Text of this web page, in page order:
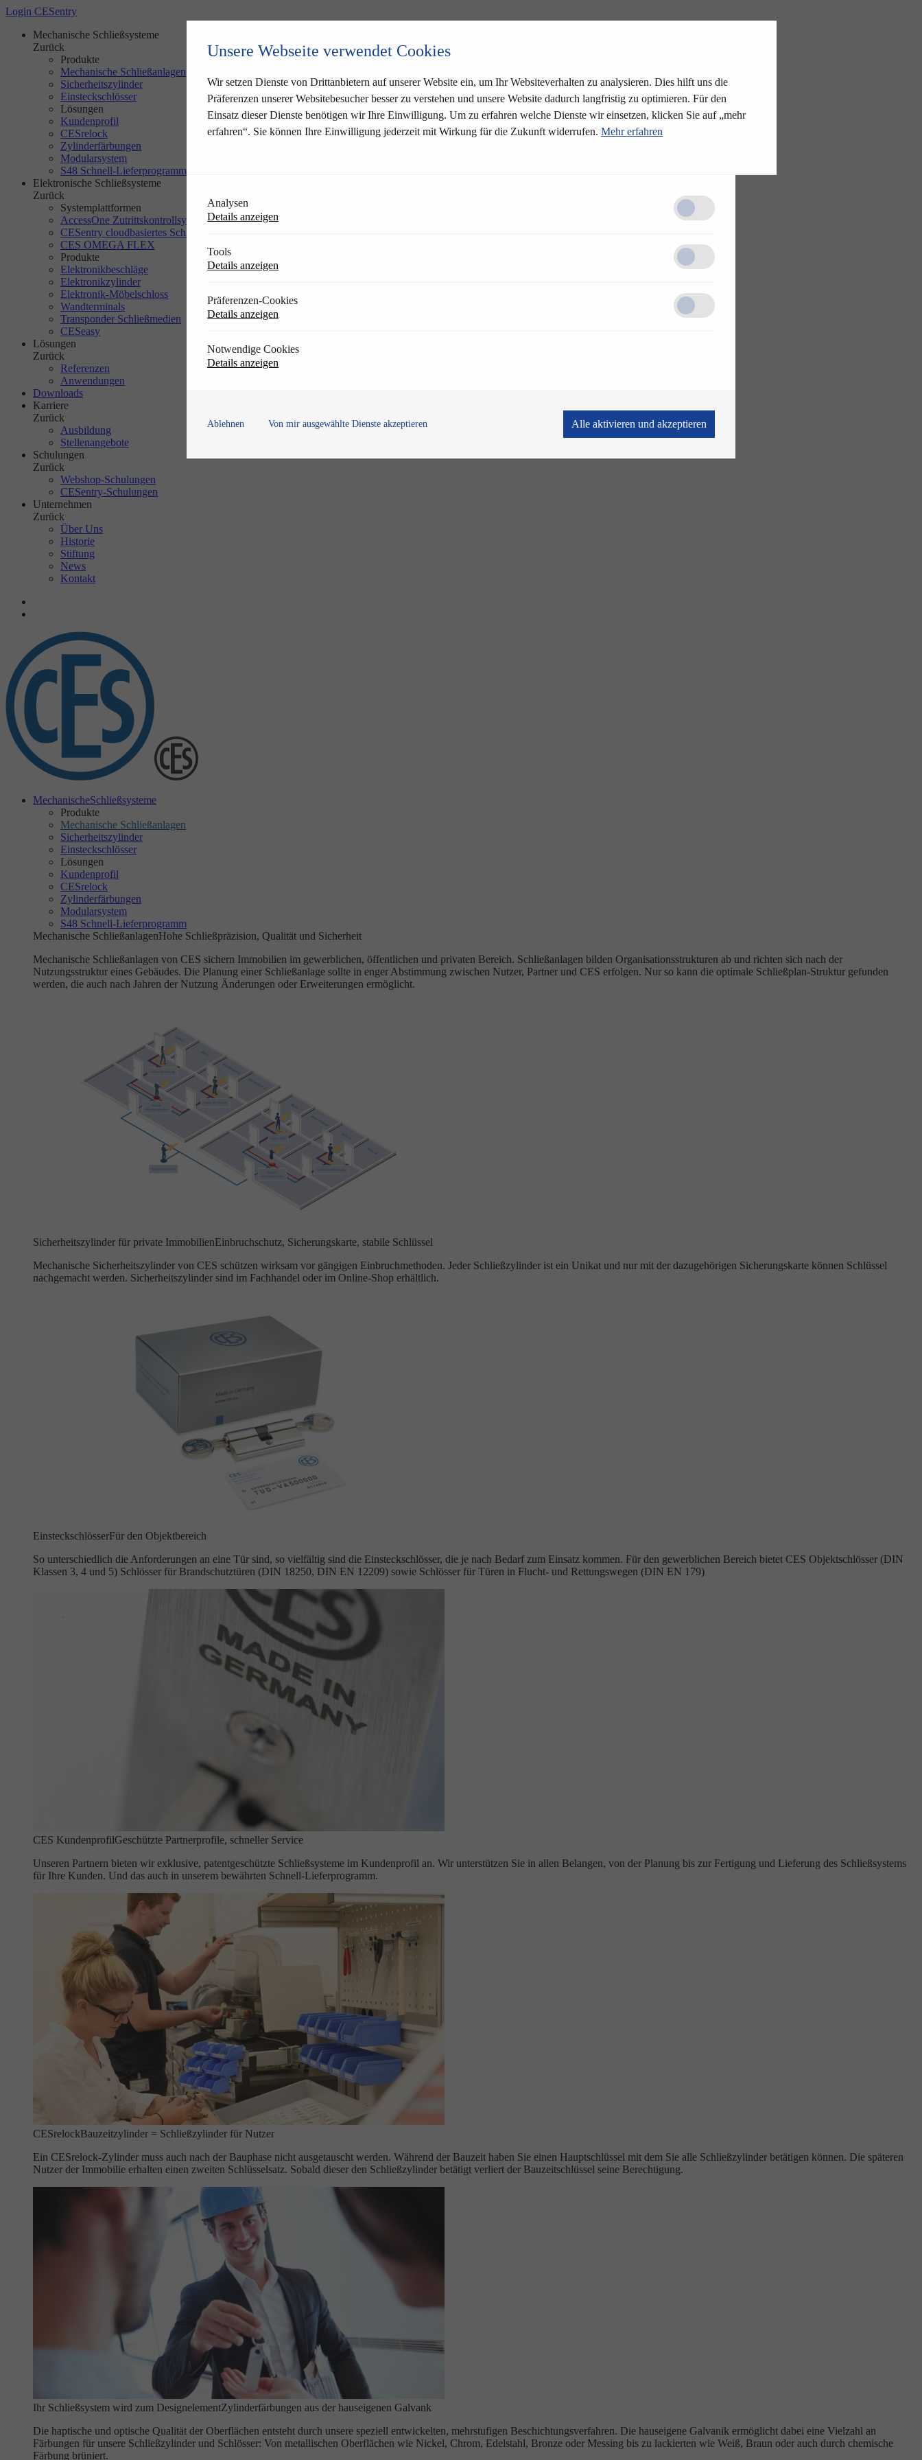
Login CESentry
Mechanische Schließsysteme
Zurück
Produkte
Mechanische Schließanlagen
Sicherheitszylinder
Einsteckschlösser
Lösungen
Kundenprofil
CESrelock
Zylinderfärbungen
Modularsystem
S48 Schnell-Lieferprogramm
Elektronische Schließsysteme
Zurück
Systemplattformen
AccessOne Zutrittskontrollsystem
CESentry cloudbasiertes Schließsystem
CES OMEGA FLEX
Produkte
Elektronikbeschläge
Elektronikzylinder
Elektronik-Möbelschloss
Wandterminals
Transponder Schließmedien
CESeasy
Lösungen
Zurück
Referenzen
Anwendungen
Downloads
Karriere
Zurück
Ausbildung
Stellenangebote
Schulungen
Zurück
Webshop-Schulungen
CESentry-Schulungen
Unternehmen
Zurück
Über Uns
Historie
Stiftung
News
Kontakt
MechanischeSchließsysteme
Produkte
Mechanische Schließanlagen
Sicherheitszylinder
Einsteckschlösser
Lösungen
Kundenprofil
CESrelock
Zylinderfärbungen
Modularsystem
S48 Schnell-Lieferprogramm
Mechanische SchließanlagenHohe Schließpräzision, Qualität und Sicherheit
Mechanische Schließanlagen von CES sichern Immobilien im gewerblichen, öffentlichen und privaten Bereich. Schließanlagen bilden Organisationsstrukturen ab und richten sich nach der
Nutzungsstruktur eines Gebäudes. Die Planung einer Schließanlage sollte in enger Abstimmung zwischen Nutzer, Partner und CES erfolgen. Nur so kann die optimale Schließplan-Struktur gefunden
werden, die auch nach Jahren der Nutzung Änderungen oder Erweiterungen ermöglicht.
Sicherheitszylinder für private ImmobilienEinbruchschutz, Sicherungskarte, stabile Schlüssel
Mechanische Sicherheitszylinder von CES schützen wirksam vor gängigen Einbruchmethoden. Jeder Schließzylinder ist ein Unikat und nur mit der dazugehörigen Sicherungskarte können Schlüssel
nachgemacht werden. Sicherheitszylinder sind im Fachhandel oder im Online-Shop erhältlich.
EinsteckschlösserFür den Objektbereich
So unterschiedlich die Anforderungen an eine Tür sind, so vielfältig sind die Einsteckschlösser, die je nach Bedarf zum Einsatz kommen. Für den gewerblichen Bereich bietet CES Objektschlösser (DIN
Klassen 3, 4 und 5) Schlösser für Brandschutztüren (DIN 18250, DIN EN 12209) sowie Schlösser für Türen in Flucht- und Rettungswegen (DIN EN 179)
CES KundenprofilGeschützte Partnerprofile, schneller Service
Unseren Partnern bieten wir exklusive, patentgeschützte Schließsysteme im Kundenprofil an. Wir unterstützen Sie in allen Belangen, von der Planung bis zur Fertigung und Lieferung des Schließsystems
für Ihre Kunden. Und das auch in unserem bewährten Schnell-Lieferprogramm.
CESrelockBauzeitzylinder = Schließzylinder für Nutzer
Ein CESrelock-Zylinder muss auch nach der Bauphase nicht ausgetauscht werden. Während der Bauzeit haben Sie einen Hauptschlüssel mit dem Sie alle Schließzylinder betätigen können. Die späteren
Nutzer der Immobilie erhalten einen zweiten Schlüsselsatz. Sobald dieser den Schließzylinder betätigt verliert der Bauzeitschlüssel seine Berechtigung.
Ihr Schließsystem wird zum DesignelementZylinderfärbungen aus der hauseigenen Galvank
Die haptische und optische Qualität der Oberflächen entsteht durch unsere speziell entwickelten, mehrstufigen Beschichtungsverfahren. Die hauseigene Galvanik ermöglicht dabei eine Vielzahl an
Färbungen für unsere Schließzylinder und Schlösser: Von metallischen Oberflächen wie Nickel, Chrom, Edelstahl, Bronze oder Messing bis zu lackierten wie Weiß, Braun oder auch durch chemische
Färbung brüniert.
Unsere Webseite verwendet Cookies
Wir setzen Dienste von Drittanbietern auf unserer Website ein, um Ihr Websiteverhalten zu analysieren. Dies hilft uns die
Präferenzen unserer Websitebesucher besser zu verstehen und unsere Website dadurch langfristig zu optimieren. Für den
Einsatz dieser Dienste benötigen wir Ihre Einwilligung. Um zu erfahren welche Dienste wir einsetzen, klicken Sie auf „mehr
erfahren“. Sie können Ihre Einwilligung jederzeit mit Wirkung für die Zukunft widerrufen. Mehr erfahren
Analysen
Details anzeigen
Tools
Details anzeigen
Präferenzen-Cookies
Details anzeigen
Notwendige Cookies
Details anzeigen
Ablehnen Von mir ausgewählte Dienste akzeptieren Alle aktivieren und akzeptieren